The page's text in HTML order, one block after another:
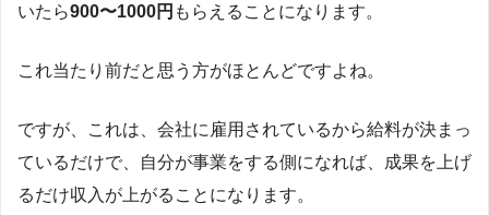
いたら900〜1000円 もらえることになります。
これ当たり前だと思う方がほとんどですよね。
ですが、これは、会社に雇用されているから給料が決まっ
ているだけで、自分が事業をする側になれば、成果を上げ
るだけ収入が上がることになります。